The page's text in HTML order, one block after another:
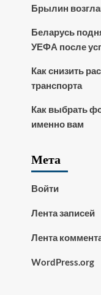
Брылин
Беларусь
УЕФА после
Как снизить
транспорта
Как выбрать
именно вам
Мета
Войти
Лента записей
Лента
WordPress.org